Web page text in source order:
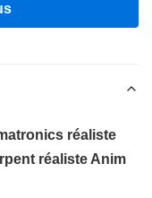
réaliste
réaliste Anim